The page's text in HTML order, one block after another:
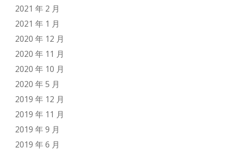
2021 年 2 月
2021 年 1 月
2020 年 12 月
2020 年 11 月
2020 年 10 月
2020 年 5 月
2019 年 12 月
2019 年 11 月
2019 年 9 月
2019 年 6 月